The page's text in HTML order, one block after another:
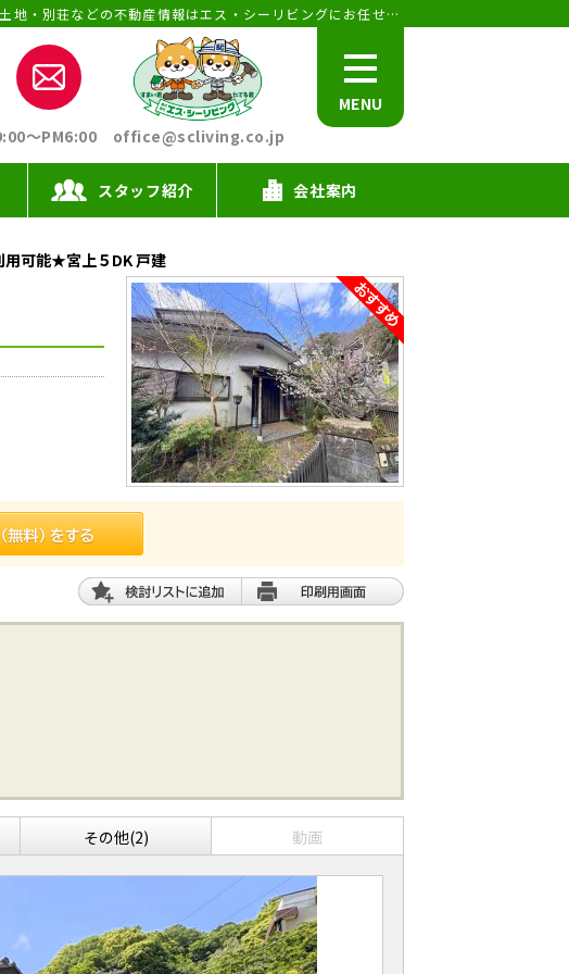
★さがみ信金空き家対策ローン利用可能★宮上５DK 戸建｜湯河原・真鶴・熱海の中古戸建て・中古マンション・土地・別荘などの不動産情報はエス・シーリビングにお任せください。
〜PM6:00 office@scliving.co.jp
MENU
スタッフ紹介 会社案内
可能★宮上５DK 戸建
その他(2) 動画